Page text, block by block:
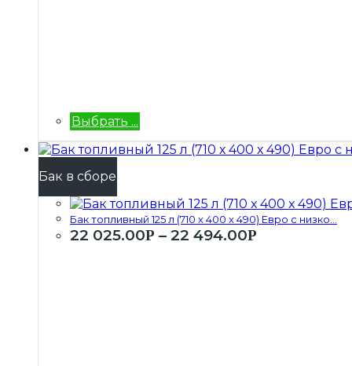
Выбрать ...
Бак в сборе
Бак топливный 125 л (710 х 400 х 490) Евро с низко...
22 025.00Р – 22 494.00Р